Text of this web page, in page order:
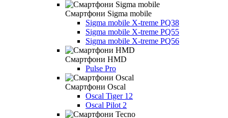
Смартфони Sigma mobile
Sigma mobile X-treme PQ38
Sigma mobile X-treme PQ55
Sigma mobile X-treme PQ56
Смартфони HMD
Pulse Pro
Смартфони Oscal
Oscal Tiger 12
Oscal Pilot 2